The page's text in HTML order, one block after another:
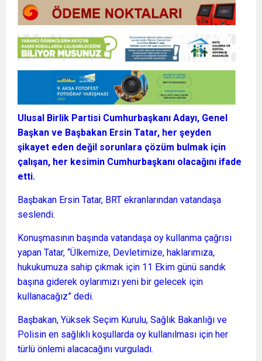
Ulusal Birlik Partisi Cumhurbaşkanı Adayı, Genel
Başkan ve Başbakan Ersin Tatar, her şeyden
şikayet eden değil sorunlara çözüm bulmak için
çalışan, her kesimin Cumhurbaşkanı olacağını ifade
etti.
Başbakan Ersin Tatar, BRT ekranlarından vatandaşa
seslendi.
Konuşmasının başında vatandaşa oy kullanma çağrısı
yapan Tatar, “Ülkemize, Devletimize, haklarımıza,
hukukumuza sahip çıkmak için 11 Ekim günü sandık
başına giderek oylarımızı yeni bir gelecek için
kullanacağız” dedi.
Başbakan, Yüksek Seçim Kurulu, Sağlık Bakanlığı ve
Polisin en sağlıklı koşullarda oy kullanılması için her
türlü önlemi alacacağını vurguladı.